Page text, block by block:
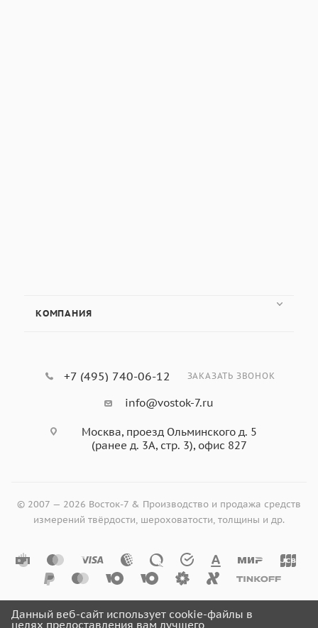
КОМПАНИЯ
+7 (495) 740-06-12 ЗАКАЗАТЬ ЗВОНОК
info@vostok-7.ru
Москва, проезд Ольминского д. 5
(ранее д. 3А, стр. 3), офис 827
© 2007 — 2026 Восток-7 & Производство и продажа средств
измерений твёрдости, шероховатости, толщины и др.
Данный веб-сайт использует cookie-файлы в
целях предоставления вам лучшего